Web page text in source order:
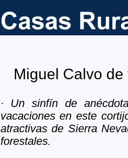
Miguel Calvo
· Un sinfín de
vacaciones en este
atractivas de Sierra
forestales.